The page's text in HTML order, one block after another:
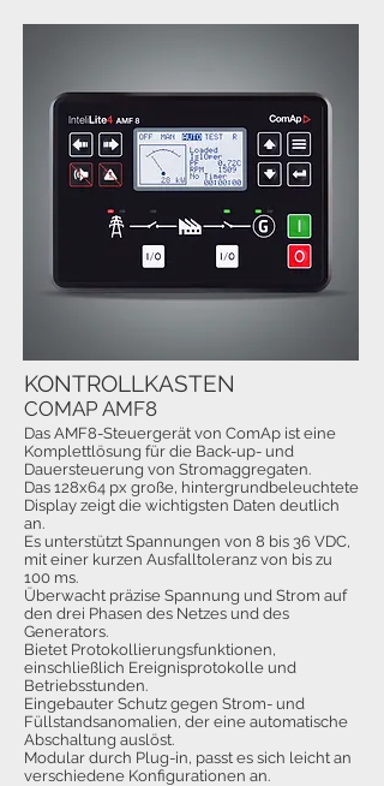
Das AMF8-Steuergerät von ComAp ist eine
Komplettlösung für die Back-up- und
Dauersteuerung von Stromaggregaten.
Das 128x64 px große, hintergrundbeleuchtete
Display zeigt die wichtigsten Daten deutlich
an.
Es unterstützt Spannungen von 8 bis 36 VDC,
mit einer kurzen Ausfalltoleranz von bis zu
100 ms.
Überwacht präzise Spannung und Strom auf
den drei Phasen des Netzes und des
Generators.
Bietet Protokollierungsfunktionen,
einschließlich Ereignisprotokolle und
Betriebsstunden.
Eingebauter Schutz gegen Strom- und
Füllstandsanomalien, der eine automatische
Abschaltung auslöst.
Modular durch Plug-in, passt es sich leicht an
verschiedene Konfigurationen an.
KONTROLLKASTEN
COMAP AMF8